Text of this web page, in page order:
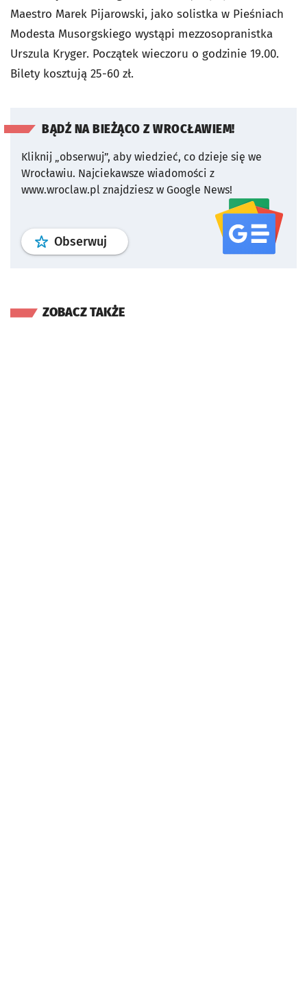
Maestro Marek Pijarowski, jako solistka w Pieśniach
Modesta Musorgskiego wystąpi mezzosopranistka
Urszula Kryger. Początek wieczoru o godzinie 19.00.
Bilety kosztują 25-60 zł.
BĄDŹ NA BIEŻĄCO Z WROCŁAWIEM!
Kliknij „obserwuj”, aby wiedzieć, co dzieje się we
Wrocławiu. Najciekawsze wiadomości z
www.wroclaw.pl znajdziesz w Google News!
Obserwuj profil serwisu
ZOBACZ TAKŻE